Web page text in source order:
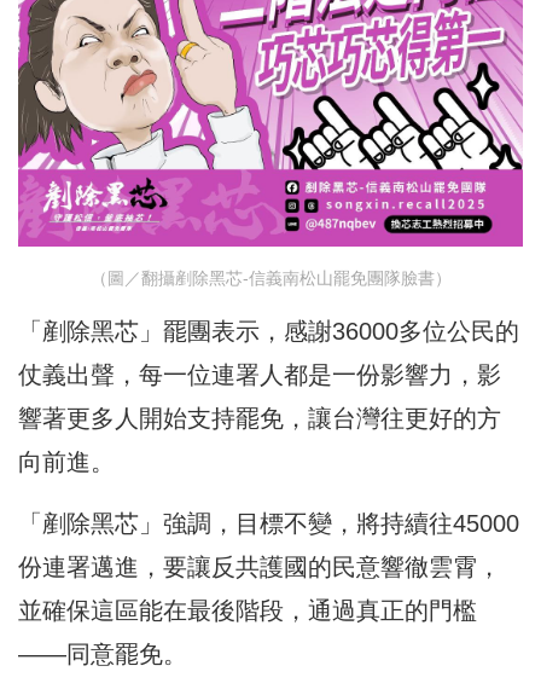
（圖／翻攝剷除黑芯-信義南松山罷免團隊臉書）
「剷除黑芯」罷團表示，感謝36000多位公民的
仗義出聲，每一位連署人都是一份影響力，影
響著更多人開始支持罷免，讓台灣往更好的方
向前進。
「剷除黑芯」強調，目標不變，將持續往45000
份連署邁進，要讓反共護國的民意響徹雲霄，
並確保這區能在最後階段，通過真正的門檻
——同意罷免。